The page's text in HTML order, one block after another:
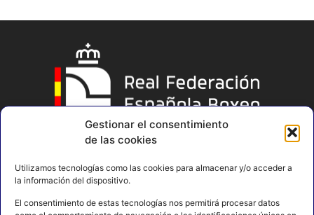
Gestionar el consentimiento
de las cookies
Utilizamos tecnologías como las cookies para almacenar y/o acceder a
la información del dispositivo.
El consentimiento de estas tecnologías nos permitirá procesar datos